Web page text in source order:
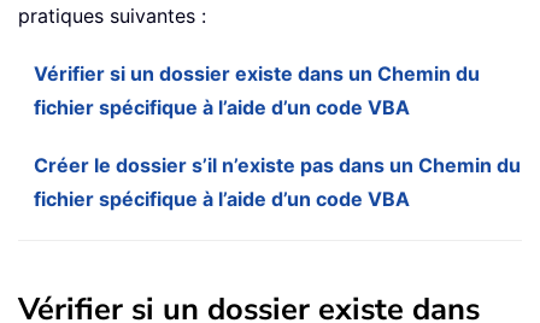
pratiques suivantes :
Vérifier si un dossier existe dans un Chemin du
fichier spécifique à l’aide d’un code VBA
Créer le dossier s’il n’existe pas dans un Chemin du
fichier spécifique à l’aide d’un code VBA
Vérifier si un dossier existe dans